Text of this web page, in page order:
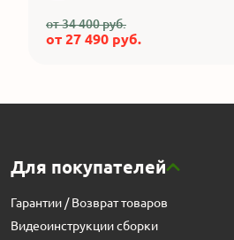
от34 400руб.
от 27 490 руб.
Для покупателей
Гарантии / Возврат товаров
Видеоинструкции сборки